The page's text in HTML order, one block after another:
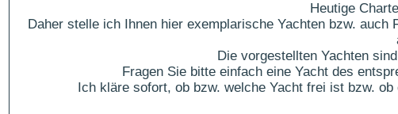
Heutige
Daher stelle ich Ihnen hier exemplarische Yachten bzw.
Die vorgestellten Yachten
Fragen Sie bitte einfach eine Yacht des
Ich kläre sofort, ob bzw. welche Yacht frei ist bzw.